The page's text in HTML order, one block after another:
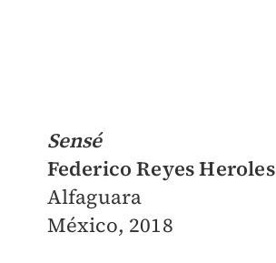
Sensé
Federico Reyes Heroles
Alfaguara
México, 2018